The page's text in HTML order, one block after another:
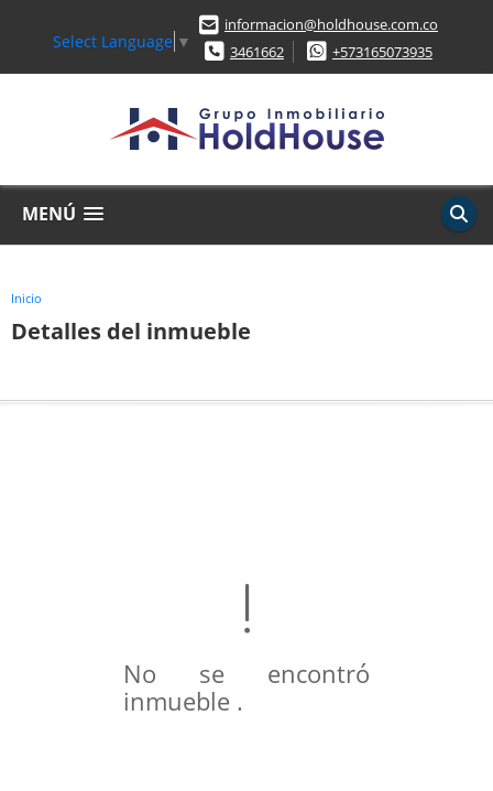
Select Language ▼
informacion@holdhouse.com.co
3461662
+573165073935
MENÚ
Inicio
Detalles del inmueble
No se encontró
inmueble .